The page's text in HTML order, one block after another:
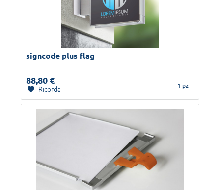
signcode plus flag
88,80 € 1 pz
Ricorda